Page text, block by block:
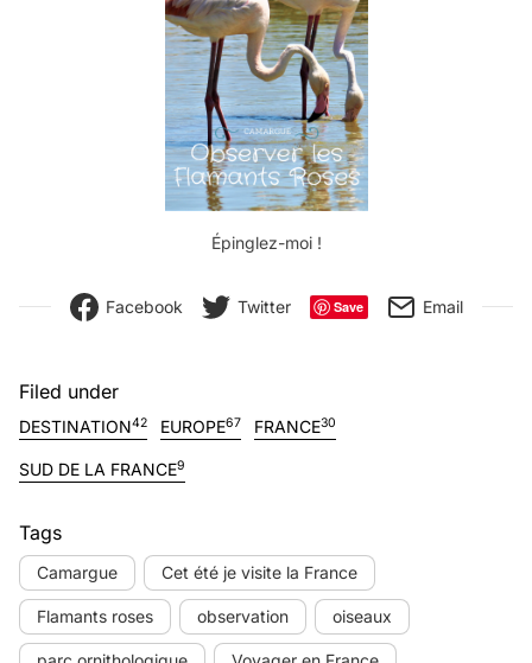
Épinglez-moi !
Facebook Twitter Save Email
Filed under
DESTINATION42 EUROPE67 FRANCE30
SUD DE LA FRANCE9
Tags
Camargue Cet été je visite la France
Flamants roses observation oiseaux